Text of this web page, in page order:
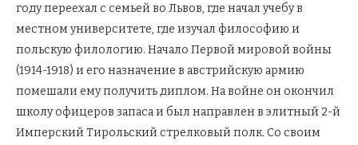
году переехал с семьей во Львов, где начал учебу в
местном университете, где изучал философию и
польскую филологию. Начало Первой мировой войны
(1914-1918) и его назначение в австрийскую армию
помешали ему получить диплом. На войне он окончил
школу офицеров запаса и был направлен в элитный 2-й
Имперский Тирольский стрелковый полк. Со своим